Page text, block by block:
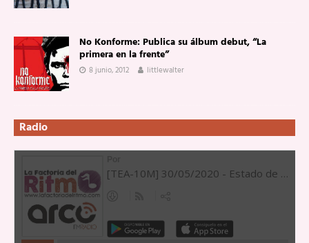
No Konforme: Publica su álbum debut, “La
primera en la frente”
8 junio, 2012 littlewalter
Radio